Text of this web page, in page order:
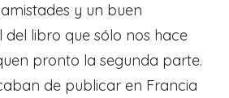
y un buen
libro que sólo nos hace
pronto la segunda parte.
de publicar en Francia